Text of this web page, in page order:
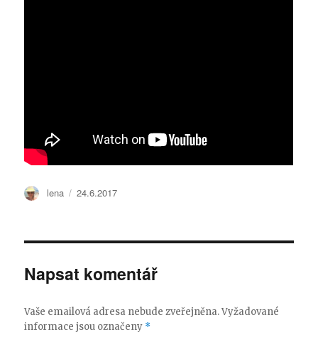
Autor:
lena Publikováno:
24.6.2017
Napsat komentář
Vaše emailová adresa nebude zveřejněna.Vyžadované
informace jsou označeny *